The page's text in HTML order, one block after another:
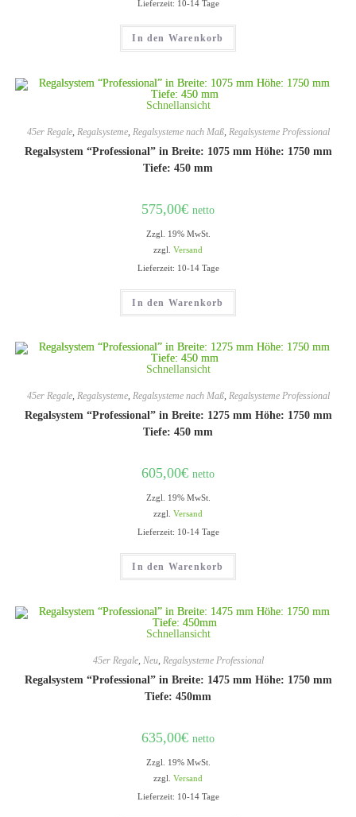
Lieferzeit: 10-14 Tage
In den Warenkorb
Schnellansicht
45er Regale, Regalsysteme, Regalsysteme nach Maß, Regalsysteme Professional
Regalsystem “Professional” in Breite: 1075 mm Höhe: 1750 mm
Tiefe: 450 mm
575,00€ netto
Zzgl. 19% MwSt.
zzgl. Versand
Lieferzeit: 10-14 Tage
In den Warenkorb
Schnellansicht
45er Regale, Regalsysteme, Regalsysteme nach Maß, Regalsysteme Professional
Regalsystem “Professional” in Breite: 1275 mm Höhe: 1750 mm
Tiefe: 450 mm
605,00€ netto
Zzgl. 19% MwSt.
zzgl. Versand
Lieferzeit: 10-14 Tage
In den Warenkorb
Schnellansicht
45er Regale, Neu, Regalsysteme Professional
Regalsystem “Professional” in Breite: 1475 mm Höhe: 1750 mm
Tiefe: 450mm
635,00€ netto
Zzgl. 19% MwSt.
zzgl. Versand
Lieferzeit: 10-14 Tage